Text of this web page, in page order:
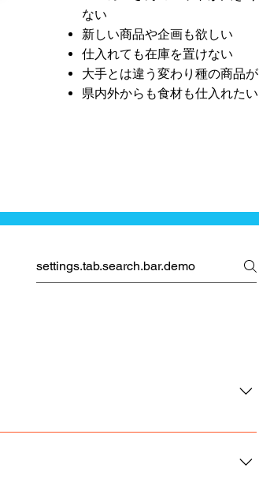
ない
新しい商品や企画も欲しい
仕入れても在庫を置けない
大手とは違う変わり種の商品
​県内外からも食材も仕入れたい
す。そこから小出しで配送いたします。